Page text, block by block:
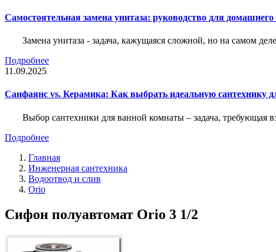
Самостоятельная замена унитаза: руководство для домашнего
Замена унитаза - задача, кажущаяся сложной, но на самом
Подробнее
11.09.2025
Санфаянс vs. Керамика: Как выбрать идеальную сантехнику
Выбор сантехники для ванной комнаты – задача, требующая
Подробнее
Главная
Инженерная сантехника
Водоотвод и слив
Orio
Сифон полуавтомат Orio 3 1/2